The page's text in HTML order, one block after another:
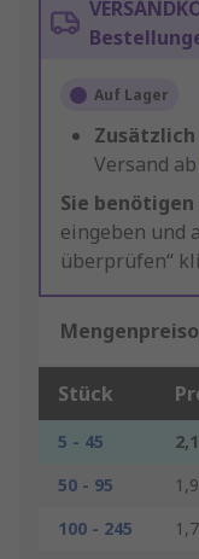
Auf Lager
Zusätzlich
Versand ab
Sie benötigen
eingeben und
überprüfen“
Stück
5 - 45
50 - 95
100 - 245